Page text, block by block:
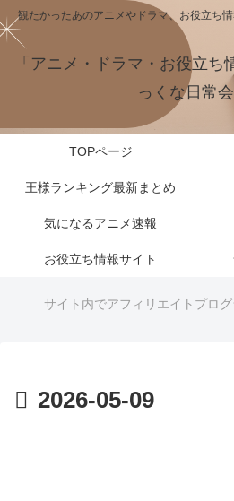
観たかったあのアニメやドラマ、お役立ち
「アニメ・ドラマ・お役立
っくな日常
TOPページ
王様ランキング最新まとめ
気になるアニメ速報
お役立ち情報サイト
サイト内でアフィリエイトプロ
2026-05-09